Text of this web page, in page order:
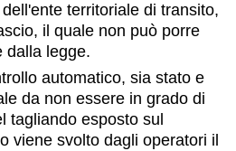
territoriale di transito,
il quale non può porre
dalla legge.
automatico, sia stato e
da non essere in grado di
tagliando esposto sul
viene svolto dagli operatori il